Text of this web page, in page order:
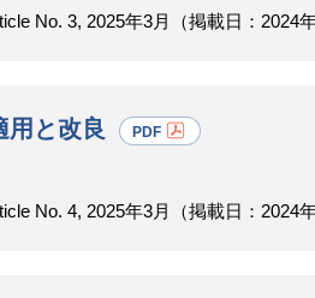
No. 3, 2025年3月（掲載日：2024年
用と改良
No. 4, 2025年3月（掲載日：2024年